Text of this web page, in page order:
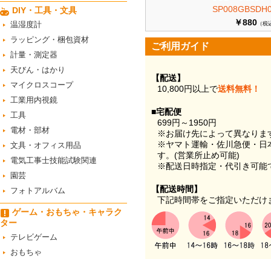
DIY・工具・文具
温湿度計
ラッピング・梱包資材
計量・測定器
天びん・はかり
マイクロスコープ
工業用内視鏡
工具
電材・部材
文具・オフィス用品
電気工事士技能試験関連
園芸
フォトアルバム
ゲーム・おもちゃ・キャラク
ター
テレビゲーム
おもちゃ
￥880 （税
ご利用ガイド
【配送】
10,800円以上で送料無料！
■宅配便
699円～1950円
※お届け先によって異なりま
※ヤマト運輸・佐川急便・日
す。(営業所止め可能)
※配送日時指定・代引き可能
【配送時間】
下記時間帯をご指定いただけ